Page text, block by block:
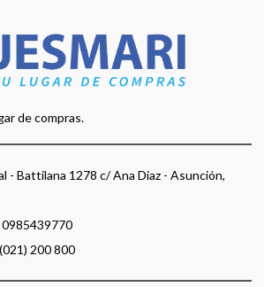
de compras.
- Battilana 1278 c/ Ana Diaz - Asunción,
0985439770
200 800